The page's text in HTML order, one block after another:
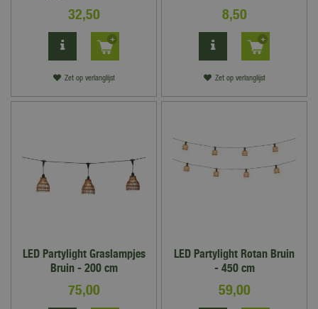
32,50
Zet op verlanglijst
8,50
Zet op verlanglijst
LED Partylight Graslampjes
Bruin - 200 cm
75,00
LED Partylight Rotan Bruin
- 450 cm
59,00